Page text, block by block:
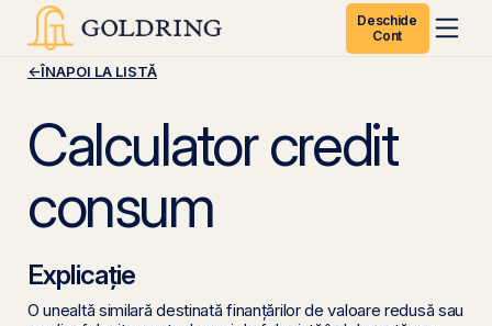
Deschide
Cont
←ÎNAPOI LA LISTĂ
Calculator credit
consum
Explicație
O unealtă similară destinată finanțărilor de valoare redusă sau